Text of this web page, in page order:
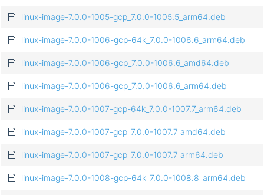
linux-image-7.0.0-1005-gcp_7.0.0-1005.5_arm64.deb
linux-image-7.0.0-1006-gcp-64k_7.0.0-1006.6_arm64.deb
linux-image-7.0.0-1006-gcp_7.0.0-1006.6_amd64.deb
linux-image-7.0.0-1006-gcp_7.0.0-1006.6_arm64.deb
linux-image-7.0.0-1007-gcp-64k_7.0.0-1007.7_arm64.deb
linux-image-7.0.0-1007-gcp_7.0.0-1007.7_amd64.deb
linux-image-7.0.0-1007-gcp_7.0.0-1007.7_arm64.deb
linux-image-7.0.0-1008-gcp-64k_7.0.0-1008.8_arm64.deb